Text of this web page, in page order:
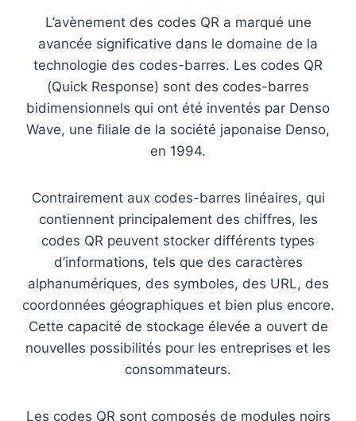
L’avènement des codes QR a marqué une
avancée significative dans le domaine de la
technologie des codes-barres. Les codes QR
(Quick Response) sont des codes-barres
bidimensionnels qui ont été inventés par Denso
Wave, une filiale de la société japonaise Denso,
en 1994.
Contrairement aux codes-barres linéaires, qui
contiennent principalement des chiffres, les
codes QR peuvent stocker différents types
d’informations, tels que des caractères
alphanumériques, des symboles, des URL, des
coordonnées géographiques et bien plus encore.
Cette capacité de stockage élevée a ouvert de
nouvelles possibilités pour les entreprises et les
consommateurs.
Les codes QR sont composés de modules noirs